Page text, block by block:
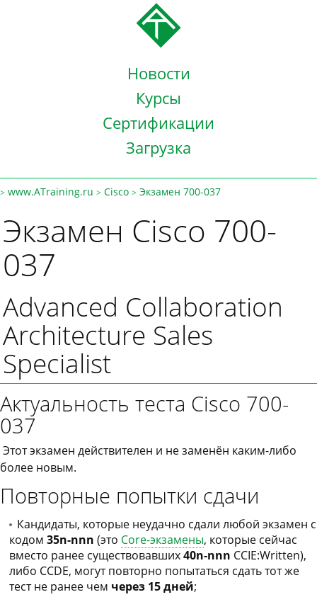
Новости
Курсы
Сертификации
Загрузка
> www.ATraining.ru > Cisco > Экзамен 700-037
Экзамен Cisco 700-
037
Advanced Collaboration
Architecture Sales
Specialist
Актуальность теста Cisco 700-
037
Этот экзамен действителен и не заменён каким-либо
более новым.
Повторные попытки сдачи
Кандидаты, которые неудачно сдали любой экзамен с
кодом 35n-nnn (это Core-экзамены, которые сейчас
вместо ранее существовавших40n-nnn CCIE:Written),
либо CCDE, могут повторно попытаться сдать тот же
тест не ранее чем через 15 дней;